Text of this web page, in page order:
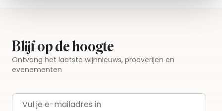
Blijf op de hoogte
Ontvang het laatste wijnnieuws, proeverijen en
evenementen
E-mailadres